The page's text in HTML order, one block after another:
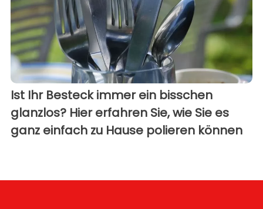
Ist Ihr Besteck immer ein bisschen
glanzlos? Hier erfahren Sie, wie Sie es
ganz einfach zu Hause polieren können